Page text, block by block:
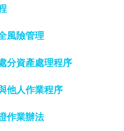
風險管理
分資產處理程序
他人作業程序
作業辦法